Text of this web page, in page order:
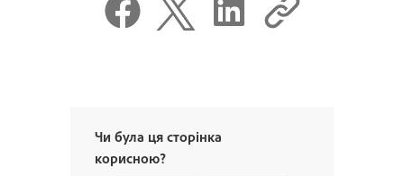
Чи була ця сторінка
корисною?